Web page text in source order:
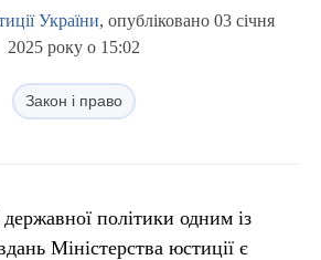
України, опубліковано 03 січня
2025 року о 15:02
Закон і право
державної політики одним із
Міністерства юстиції є